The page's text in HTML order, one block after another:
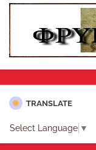
TRANSLATE
Select Language ▼